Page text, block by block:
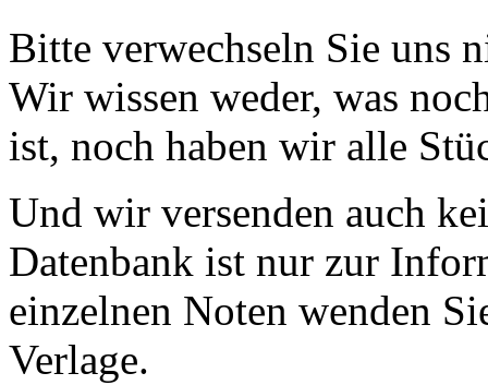
Bitte verwechseln Sie uns
Wir wissen weder, was
ist, noch haben wir alle
Und wir versenden auch
Datenbank ist nur zur
einzelnen Noten wenden
Verlage.